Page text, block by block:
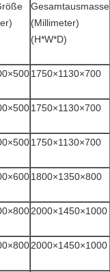
Gesamtausmasse
(Millimeter)
(H*W*D)
1750×1130×700
1750×1130×700
1750×1130×700
1800×1350×800
2000×1450×1000
2000×1450×1000